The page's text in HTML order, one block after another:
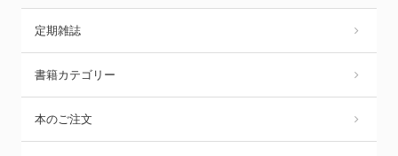
定期雑誌
書籍カテゴリー
本のご注文